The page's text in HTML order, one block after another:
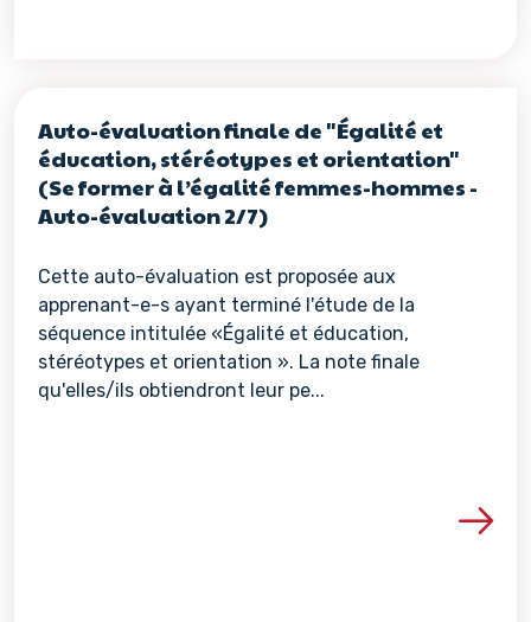
Auto-évaluation finale de "Égalité et
éducation, stéréotypes et orientation"
(Se former à l’égalité femmes-hommes -
Auto-évaluation 2/7)
Cette auto-évaluation est proposée aux
apprenant-e-s ayant terminé l'étude de la
séquence intitulée «Égalité et éducation,
stéréotypes et orientation ». La note finale
qu'elles/ils obtiendront leur pe...
Voir les détails de la